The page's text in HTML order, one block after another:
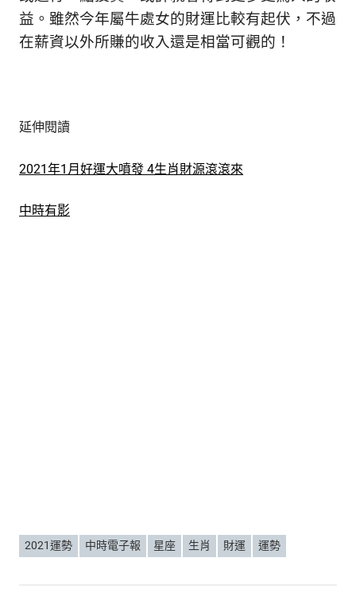
益。雖然今年屬牛處女的財運比較有起伏，不過
在薪資以外所賺的收入還是相當可觀的！
延伸閱讀
2021年1月好運大噴發 4生肖財源滾滾來
中時有影
2021運勢 中時電子報 星座 生肖 財運 運勢